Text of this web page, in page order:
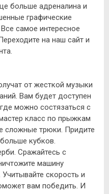
больше адреналина и
графические
самое интересное
на наш сайт и
от жесткой музыки
Вам будет доступен
можно состязаться с
класс по прыжкам
сложные трюки. Придите
кубков.
Сражайтесь с
машину
скорость и
вам победить. И